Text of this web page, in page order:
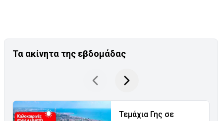
Τα ακίνητα της εβδομάδας
Τεμάχια Γης σε